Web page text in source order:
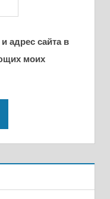
адрес сайта в
моих